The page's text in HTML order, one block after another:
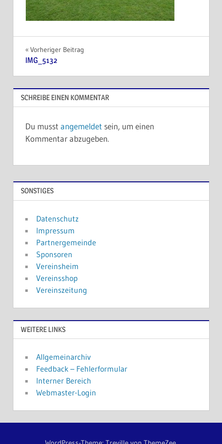
Beitragsnavigation
Vorheriger Beitrag
IMG_5132
SCHREIBE EINEN KOMMENTAR
Du musst angemeldet sein, um einen
Kommentar abzugeben.
SONSTIGES
Datenschutz
Impressum
Partnergemeinde
Sponsoren
Vereinsheim
Vereinsshop
Vereinszeitung
WEITERE LINKS
Allgemeinarchiv
Feedback – Fehlerformular
Interner Bereich
Webmaster-Login